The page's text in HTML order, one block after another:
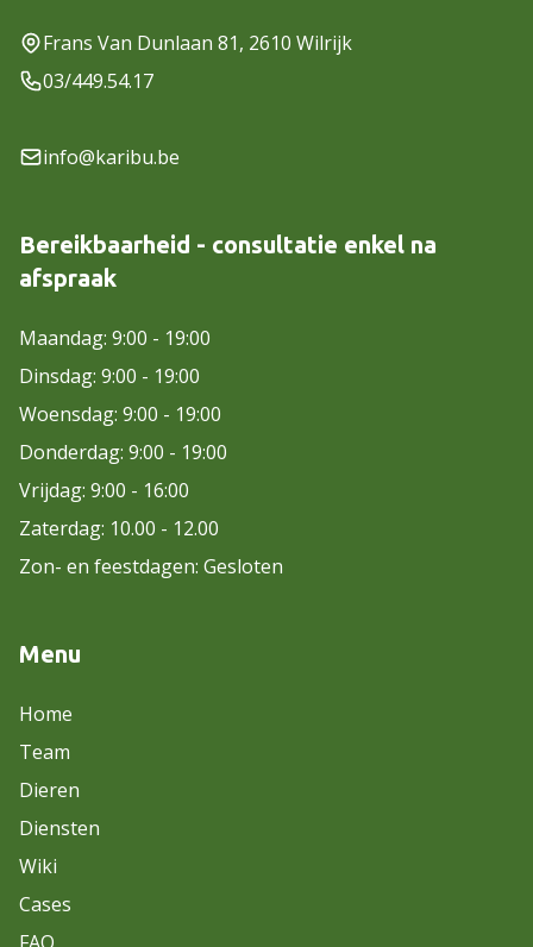
Frans Van Dunlaan 81, 2610 Wilrijk
03/449.54.17
info@karibu.be
Bereikbaarheid - consultatie enkel na
afspraak
Maandag: 9:00 - 19:00
Dinsdag: 9:00 - 19:00
Woensdag: 9:00 - 19:00
Donderdag: 9:00 - 19:00
Vrijdag: 9:00 - 16:00
Zaterdag: 10.00 - 12.00
Zon- en feestdagen: Gesloten
Menu
Home
Team
Dieren
Diensten
Wiki
Cases